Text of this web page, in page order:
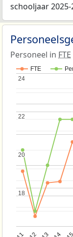
schooljaar
Personeel in FTE
FTE
18
18
20
20
22
22
24
24